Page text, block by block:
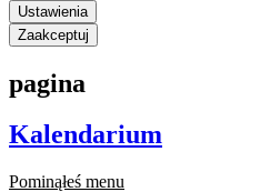
Ustawienia
Zaakceptuj
pagina
Kalendarium
Pominąłeś menu